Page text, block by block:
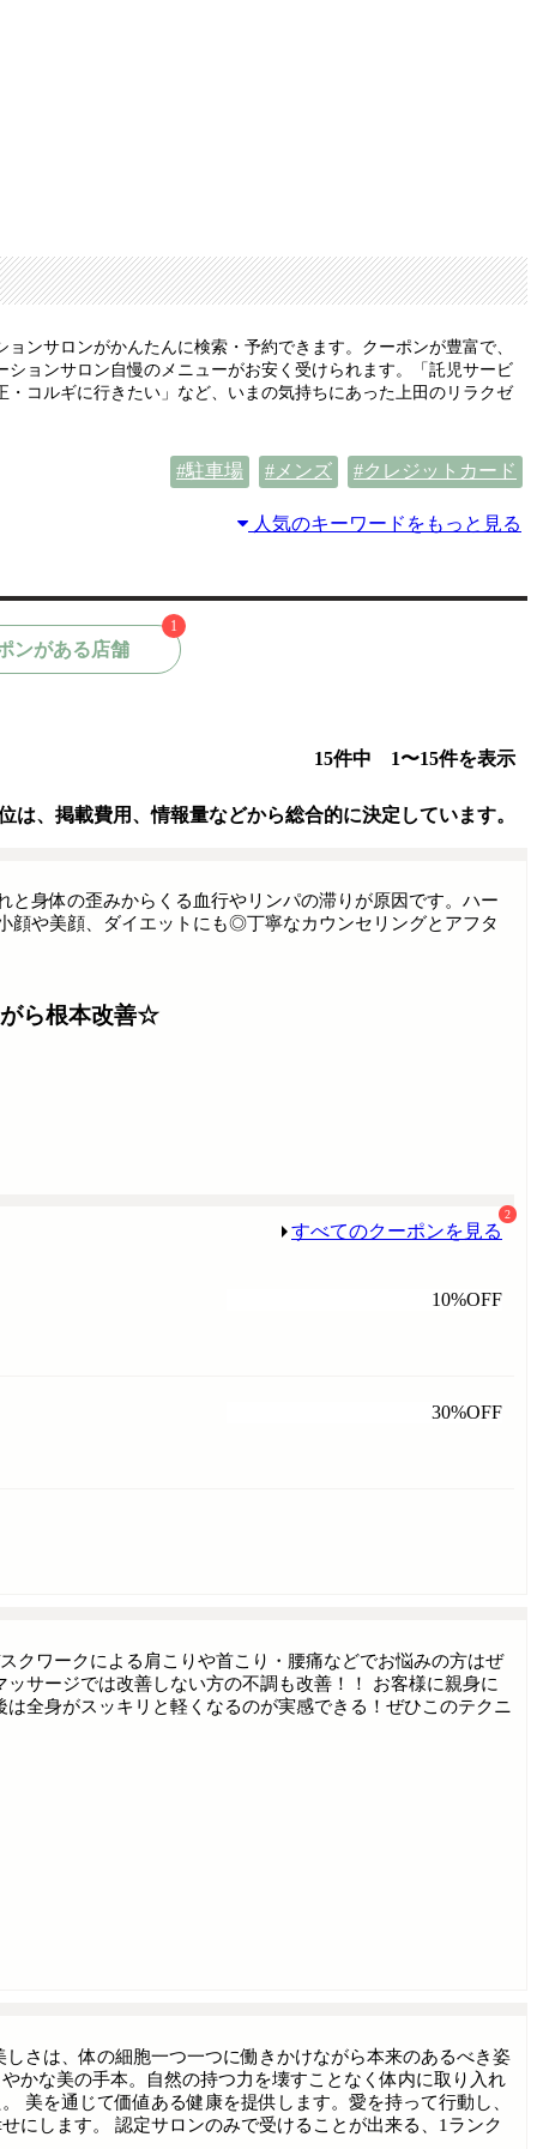
ンサロンがかんたんに検索・予約できます。クーポンが豊富で、
ョンサロン自慢のメニューがお安く受けられます。「託児サービ
コルギに行きたい」など、いまの気持ちにあった上田のリラクゼ
駐車場 メンズ クレジットカード
人気のキーワードをもっと見る
ンがある店舗
1
15件中 1〜15件を表示
は、掲載費用、情報量などから総合的に決定しています。
がら根本改善☆
身体の歪みからくる血行やリンパの滞りが原因です。ハー
顔や美顔、ダイエットにも◎丁寧なカウンセリングとアフタ
すべてのクーポンを見る
2
10%OFF
30%OFF
クワークによる肩こりや首こり・腰痛などでお悩みの方はぜ
サージでは改善しない方の不調も改善！！ お客様に親身に
全身がスッキリと軽くなるのが実感できる！ぜひこのテクニ
さは、体の細胞一つ一つに働きかけながら本来のあるべき姿
かな美の手本。自然の持つ力を壊すことなく体内に取り入れ
美を通じて価値ある健康を提供します。愛を持って行動し、
にします。 認定サロンのみで受けることが出来る、1ランク